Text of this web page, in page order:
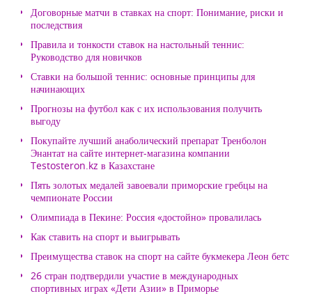
Договорные матчи в ставках на спорт: Понимание, риски и
последствия
Правила и тонкости ставок на настольный теннис:
Руководство для новичков
Ставки на большой теннис: основные принципы для
начинающих
Прогнозы на футбол как с их использования получить
выгоду
Покупайте лучший анаболический препарат Тренболон
Энантат на сайте интернет-магазина компании
Testosteron.kz в Казахстане
Пять золотых медалей завоевали приморские гребцы на
чемпионате России
Олимпиада в Пекине: Россия «достойно» провалилась
Как ставить на спорт и выигрывать
Преимущества ставок на спорт на сайте букмекера Леон бетс
26 стран подтвердили участие в международных
спортивных играх «Дети Азии» в Приморье